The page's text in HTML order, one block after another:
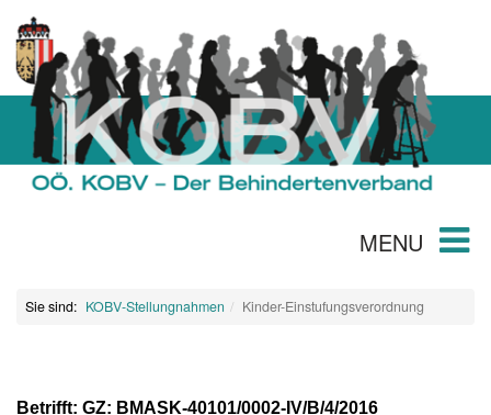
MENU
Sie sind: KOBV-Stellungnahmen Kinder-Einstufungsverordnung
Betrifft: GZ: BMASK-40101/0002-IV/B/4/2016